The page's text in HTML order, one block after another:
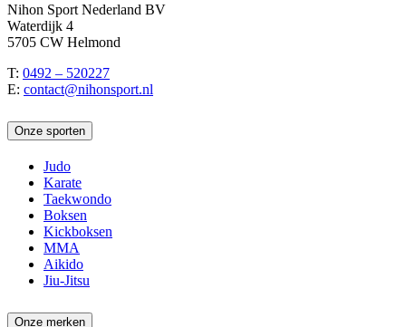
Nihon Sport Nederland BV
Waterdijk 4
5705 CW Helmond
T: 0492 – 520227
E: contact@nihonsport.nl
Onze sporten
Judo
Karate
Taekwondo
Boksen
Kickboksen
MMA
Aikido
Jiu-Jitsu
Onze merken